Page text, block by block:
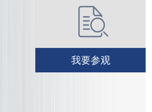
我要参观